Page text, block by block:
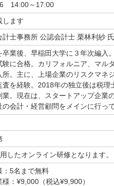
14:00～17:00
します
計士事務所 公認会計士 栗林利紗 氏
卒業後、早稲田大学に３年次編入
験に合格。カリフォルニア、マル
所。主に、上場企業のリスクマネ
査を経験。2018年の独立後は税
業。現在は、スタートアップ企業
の会計・経営顧問をメインに行っ
したオンライン研修となります。
：5名まで無料
：¥9,000（税込¥9,900）